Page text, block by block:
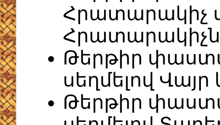
Հրատարակիչ
Թերթիր
սեղմելով
Թերթիր